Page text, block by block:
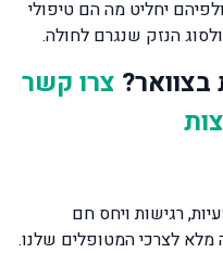
יחליט מה הם טיפולי
הנזק שנגרם לחולה.
צרו קשר
רגישות ויחס חם
מלא לצרכי המטופלים שלנו.